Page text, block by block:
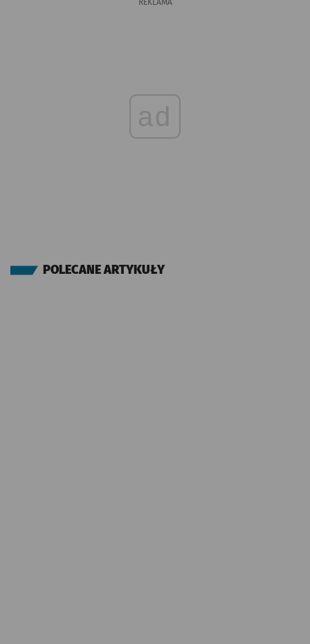
REKLAMA
ad
POLECANE ARTYKUŁY